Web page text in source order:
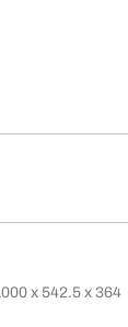
x 542.5 x 364